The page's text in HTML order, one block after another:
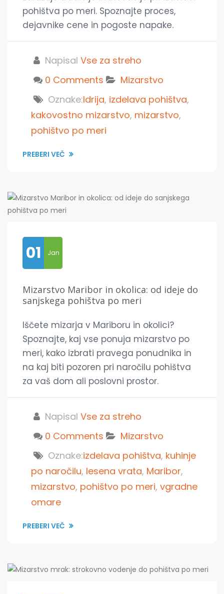
pohištva po meri. Spoznajte proces,
dejavnike cene in pogoste napake.
Napisal Vse za streho
0 Comments
Mizarstvo
Oznake:Idrija, izdelava pohištva,
kakovostno mizarstvo, mizarstvo,
pohištvo po meri
PREBERI VEČ
01 Jan
Mizarstvo Maribor in okolica: od ideje do
sanjskega pohištva po meri
Iščete mizarja v Mariboru in okolici?
Spoznajte, kaj vse ponuja mizarstvo po
meri, kako izbrati pravega ponudnika in
na kaj biti pozoren pri naročilu pohištva
za vaš dom ali poslovni prostor.
Napisal Vse za streho
0 Comments
Mizarstvo
Oznake:izdelava pohištva, kuhinje
po naročilu, lesena vrata, Maribor,
mizarstvo, pohištvo po meri, vgradne
omare
PREBERI VEČ